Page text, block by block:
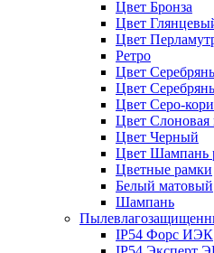
Цвет Бронза
Цвет
Цвет
Ретро
Цвет
Цвет
Цвет Серо-
Цвет Слоновая
Цвет Черный
Цвет Шампань
Цветные рамки
Белый матовый
Шампань
IP54 Форс ИЭК